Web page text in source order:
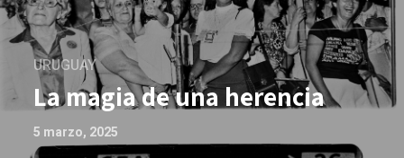
URUGUAY
La magia de una herencia
5 marzo, 2025